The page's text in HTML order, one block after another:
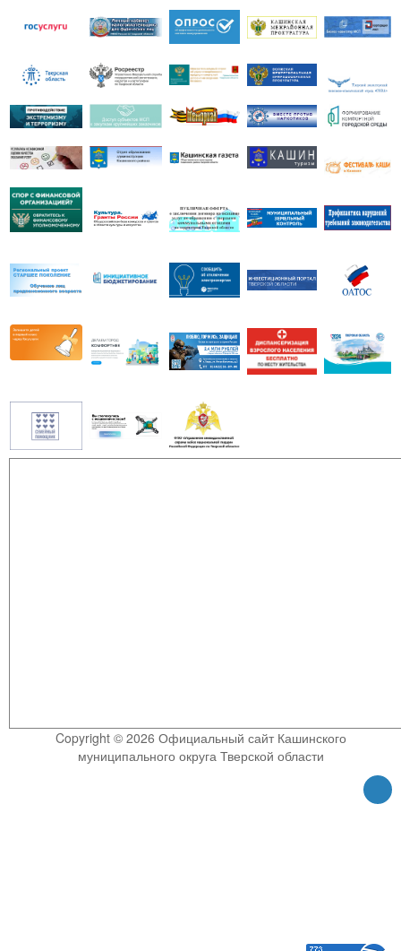
Copyright © 2026 Официальный сайт Кашинского
муниципального округа Тверской области